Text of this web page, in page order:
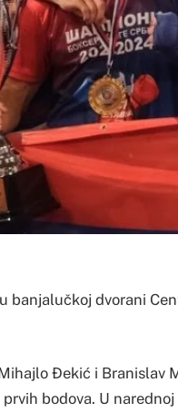
banjalučkoj dvorani
Đekić i Branislav
bodova. U